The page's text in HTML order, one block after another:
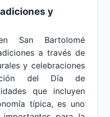
y
San Bartolomé
a través de
y celebraciones
del Día de
que incluyen
típica, es uno